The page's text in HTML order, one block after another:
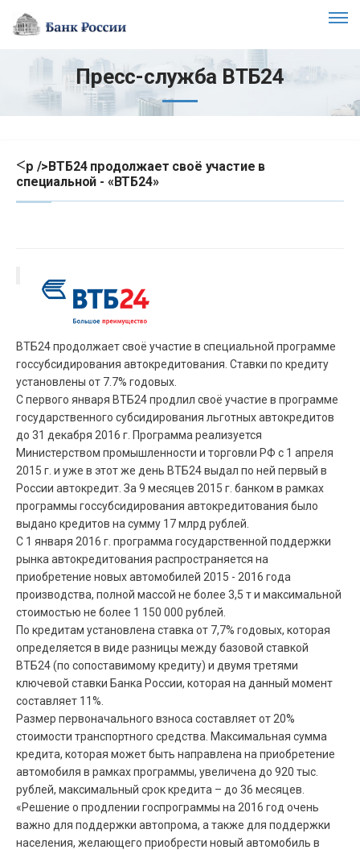
Пресс-служба ВТБ24
<p />ВТБ24 продолжает своё участие в
специальной - «ВТБ24»
ВТБ24 продолжает своё участие в специальной программе
госсубсидирования автокредитования. Ставки по кредиту
установлены от 7.7% годовых.
С первого января ВТБ24 продлил своё участие в программе
государственного субсидирования льготных автокредитов
до 31 декабря 2016 г. Программа реализуется
Министерством промышленности и торговли РФ с 1 апреля
2015 г. и уже в этот же день ВТБ24 выдал по ней первый в
России автокредит. За 9 месяцев 2015 г. банком в рамках
программы госсубсидирования автокредитования было
выдано кредитов на сумму 17 млрд рублей.
С 1 января 2016 г. программа государственной поддержки
рынка автокредитования распространяется на
приобретение новых автомобилей 2015 - 2016 года
производства, полной массой не более 3,5 т и максимальной
стоимостью не более 1 150 000 рублей.
По кредитам установлена ставка от 7,7% годовых, которая
определяется в виде разницы между базовой ставкой
ВТБ24 (по сопоставимому кредиту) и двумя третями
ключевой ставки Банка России, которая на данный момент
составляет 11%.
Размер первоначального взноса составляет от 20%
стоимости транспортного средства. Максимальная сумма
кредита, которая может быть направлена на приобретение
автомобиля в рамках программы, увеличена до 920 тыс.
рублей, максимальный срок кредита – до 36 месяцев.
«Решение о продлении госпрограммы на 2016 год очень
важно для поддержки автопрома, а также для поддержки
населения, желающего приобрести новый автомобиль в